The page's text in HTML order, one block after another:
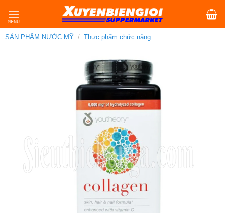
content
SẢN PHẨM NƯỚC MỸ / Thực phẩm chức năng